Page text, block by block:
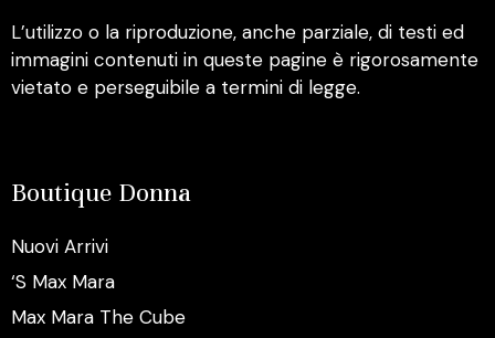
L’utilizzo o la riproduzione, anche parziale, di testi ed
immagini contenuti in queste pagine è rigorosamente
vietato e perseguibile a termini di legge.
Boutique Donna
Nuovi Arrivi
‘S Max Mara
Max Mara The Cube